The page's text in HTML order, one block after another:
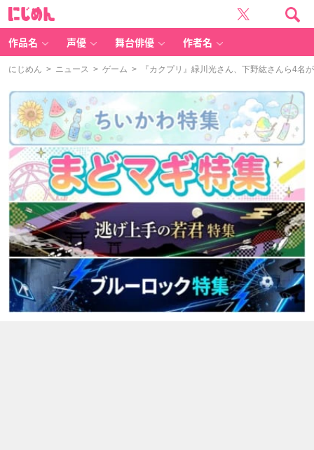
作品名 声優 舞台俳優 作者名
にじめん > ニュース > ゲーム > 『カクプリ』緑川光さん、下野紘さんら4名